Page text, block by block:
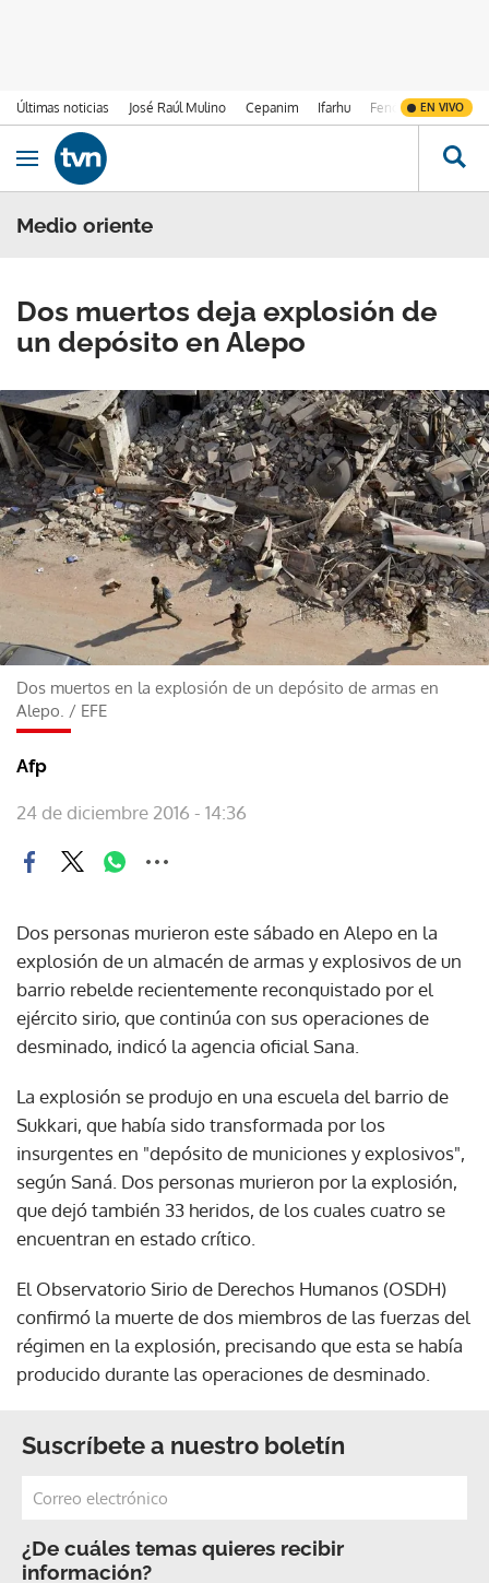
Últimas noticias José Raúl Mulino Cepanim Ifarhu Fenómeno de El
EN VIVO
Ir al contenido
Obrir navegació
Medio oriente
Dos muertos deja explosión de
un depósito en Alepo
Dos muertos en la explosión de un depósito de armas en
Alepo. / EFE
Afp
24 de diciembre 2016 - 14:36
Dos personas murieron este sábado en Alepo en la
explosión de un almacén de armas y explosivos de un
barrio rebelde recientemente reconquistado por el
ejército sirio, que continúa con sus operaciones de
desminado, indicó la agencia oficial Sana.
La explosión se produjo en una escuela del barrio de
Sukkari, que había sido transformada por los
insurgentes en "depósito de municiones y explosivos",
según Saná. Dos personas murieron por la explosión,
que dejó también 33 heridos, de los cuales cuatro se
encuentran en estado crítico.
El Observatorio Sirio de Derechos Humanos (OSDH)
confirmó la muerte de dos miembros de las fuerzas del
régimen en la explosión, precisando que esta se había
producido durante las operaciones de desminado.
Suscríbete a nuestro boletín
¿De cuáles temas quieres recibir
información?